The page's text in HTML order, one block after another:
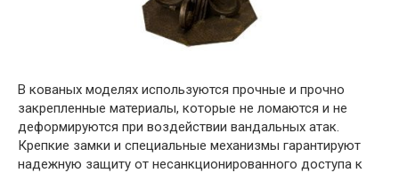
В кованых моделях используются прочные и прочно
закрепленные материалы, которые не ломаются и не
деформируются при воздействии вандальных атак.
Крепкие замки и специальные механизмы гарантируют
надежную защиту от несанкционированного доступа к